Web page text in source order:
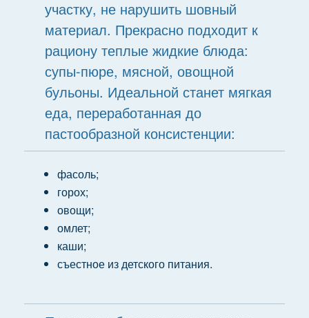
участку, не нарушить шовный
материал. Прекрасно подходит к
рациону теплые жидкие блюда:
супы-пюре, мясной, овощной
бульоны. Идеальной станет мягкая
еда, переработанная до
пастообразной консистенции:
фасоль;
горох;
овощи;
омлет;
каши;
съестное из детского питания.